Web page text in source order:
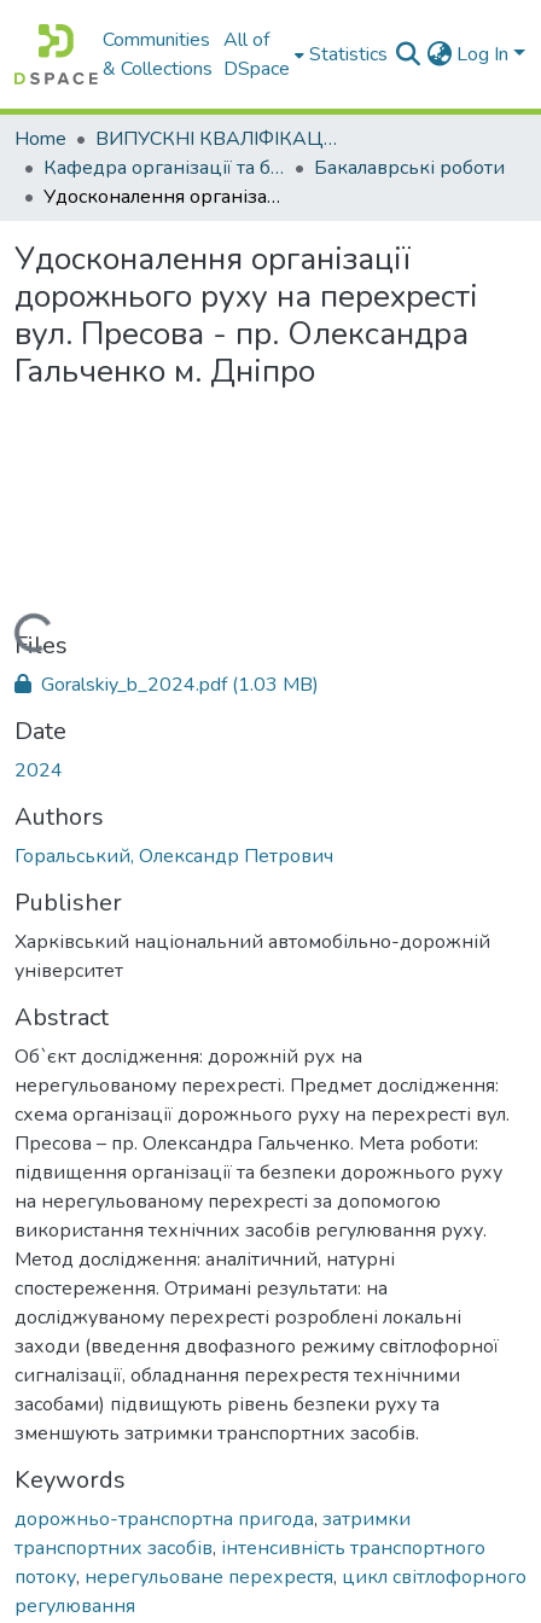
Communities
& Collections
All of
DSpace
Statistics Log In
Home
ВИПУСКНІ КВАЛІФІКАЦІЙНІ РОБОТИ
Кафедра організації та безпеки дорожнього руху
Бакалаврські роботи
Удосконалення організації дорожнього руху на перехресті вул. Пресова - пр. Олександра Гальченко м. Дніпро
Удосконалення організації
дорожнього руху на перехресті
вул. Пресова - пр. Олександра
Гальченко м. Дніпро
Loading...
Files
Goralskiy_b_2024.pdf(1.03 MB)
Date
2024
Authors
Горальський, Олександр Петрович
Publisher
Харківський національний автомобільно-дорожній
університет
Abstract
Об`єкт дослідження: дорожній рух на
нерегульованому перехресті. Предмет дослідження:
схема організації дорожнього руху на перехресті вул.
Пресова – пр. Олександра Гальченко. Мета роботи:
підвищення організації та безпеки дорожнього руху
на нерегульованому перехресті за допомогою
використання технічних засобів регулювання руху.
Метод дослідження: аналітичний, натурні
спостереження. Отримані результати: на
досліджуваному перехресті розроблені локальні
заходи (введення двофазного режиму світлофорної
сигналізації, обладнання перехрестя технічними
засобами) підвищують рівень безпеки руху та
зменшують затримки транспортних засобів.
Keywords
дорожньо-транспортна пригода, затримки
транспортних засобів, інтенсивність транспортного
потоку, нерегульоване перехрестя, цикл світлофорного
регулювання